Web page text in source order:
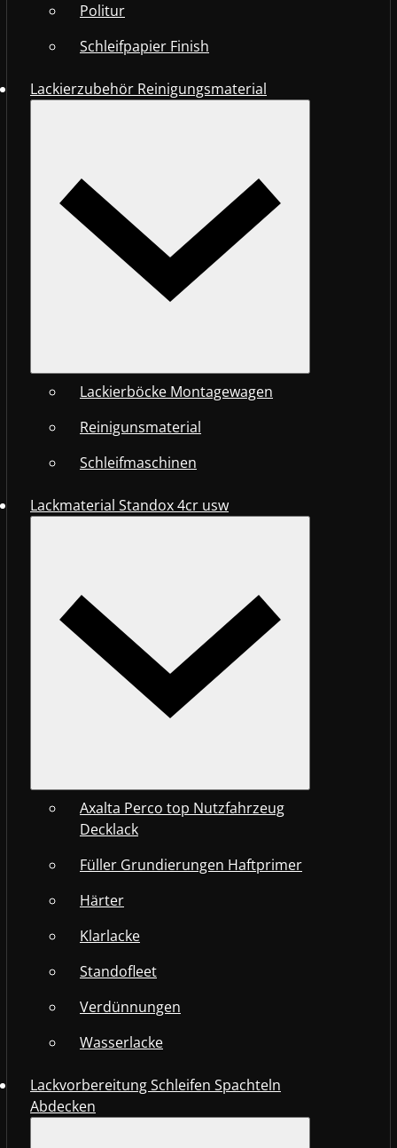
Politur
Schleifpapier Finish
Lackierzubehör Reinigungsmaterial
Lackierböcke Montagewagen
Reinigunsmaterial
Schleifmaschinen
Lackmaterial Standox 4cr usw
Axalta Perco top Nutzfahrzeug
Decklack
Füller Grundierungen Haftprimer
Härter
Klarlacke
Standofleet
Verdünnungen
Wasserlacke
Lackvorbereitung Schleifen Spachteln
Abdecken